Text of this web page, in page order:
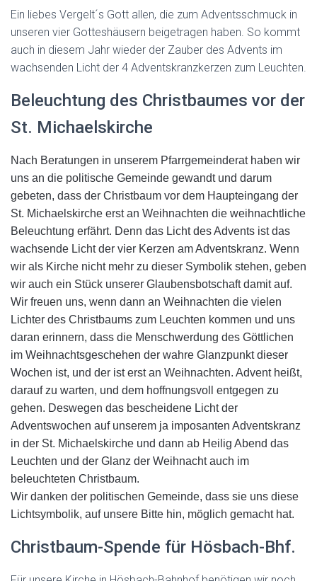
Ein liebes Vergelt´s Gott allen, die zum Adventsschmuck in
unseren vier Gotteshäusern beigetragen haben. So kommt
auch in diesem Jahr wieder der Zauber des Advents im
wachsenden Licht der 4 Adventskranzkerzen zum Leuchten.
Beleuchtung des Christbaumes vor der
St. Michaelskirche
Nach Beratungen in unserem Pfarrgemeinderat haben wir
uns an die politische Gemeinde gewandt und darum
gebeten, dass der Christbaum vor dem Haupteingang der
St. Michaelskirche erst an Weihnachten die weihnachtliche
Beleuchtung erfährt. Denn das Licht des Advents ist das
wachsende Licht der vier Kerzen am Adventskranz. Wenn
wir als Kirche nicht mehr zu dieser Symbolik stehen, geben
wir auch ein Stück unserer Glaubensbotschaft damit auf.
Wir freuen uns, wenn dann an Weihnachten die vielen
Lichter des Christbaums zum Leuchten kommen und uns
daran erinnern, dass die Menschwerdung des Göttlichen
im Weihnachtsgeschehen der wahre Glanzpunkt dieser
Wochen ist, und der ist erst an Weihnachten. Advent heißt,
darauf zu warten, und dem hoffnungsvoll entgegen zu
gehen. Deswegen das bescheidene Licht der
Adventswochen auf unserem ja imposanten Adventskranz
in der St. Michaelskirche und dann ab Heilig Abend das
Leuchten und der Glanz der Weihnacht auch im
beleuchteten Christbaum.
Wir danken der politischen Gemeinde, dass sie uns diese
Lichtsymbolik, auf unsere Bitte hin, möglich gemacht hat.
Christbaum-Spende für Hösbach-Bhf.